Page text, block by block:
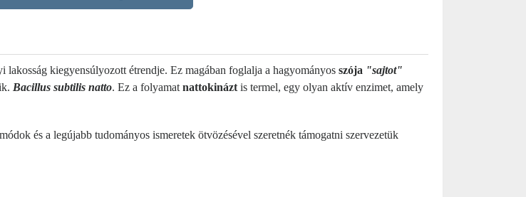
kiegyensúlyozott étrendje. Ez magában foglalja a hagyományos szója "sajtot"
Bacillus subtilis natto. Ez a folyamat nattokinázt is termel, egy olyan aktív enzimet, amely
és a legújabb tudományos ismeretek ötvözésével szeretnék támogatni szervezetük